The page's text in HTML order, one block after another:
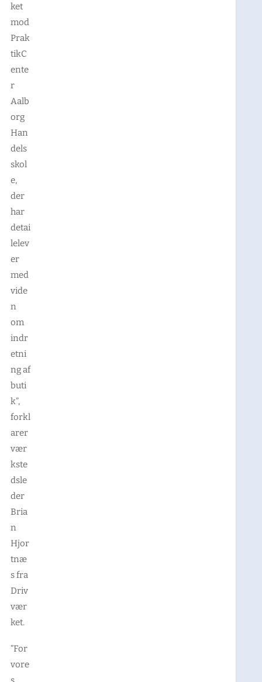
ket
mod
Prak
tikC
ente
r
Aalb
org
Han
dels
skol
e,
der
har
detai
lelev
er
med
vide
n
om
indr
etni
ng af
buti
k”,
forkl
arer
vær
kste
dsle
der
Bria
n
Hjor
tnæ
s fra
Driv
vær
ket.
”For
vore